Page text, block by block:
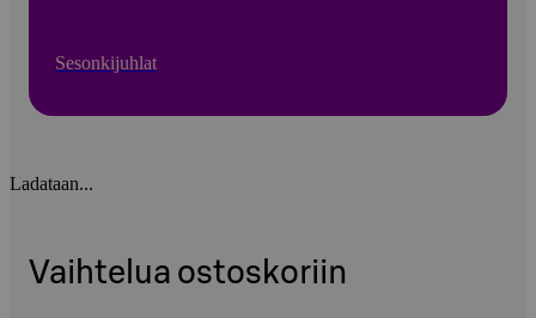
Sesonkijuhlat
Ladataan...
Vaihtelua ostoskoriin